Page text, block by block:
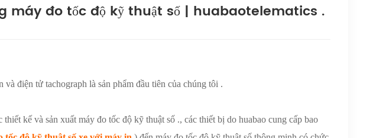
máy đo tốc độ kỹ thuật số | huabaotelematics .
và điện tử tachograph là sản phẩm đầu tiên của chúng tôi .
kế và sản xuất máy đo tốc độ kỹ thuật số ., các thiết bị do huabao cung cấp bao